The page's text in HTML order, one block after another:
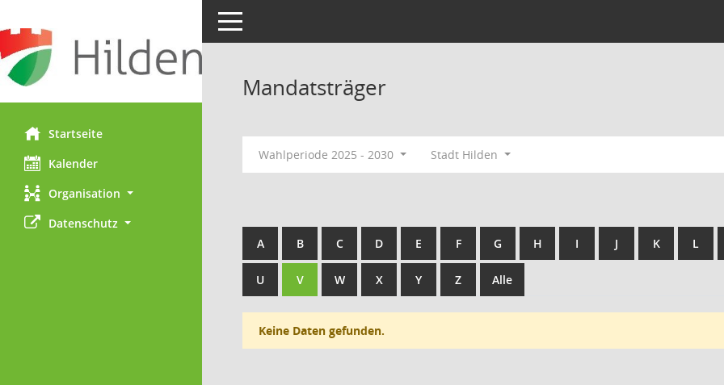
Startseite
Kalender
Organisation
Datenschutz
Toggle navigation
Mandatsträger
Wahlperiode 2025 - 2030 Stadt Hilden
A B C D E F G H I J K L
U V W X Y Z Alle
Keine Daten gefunden.